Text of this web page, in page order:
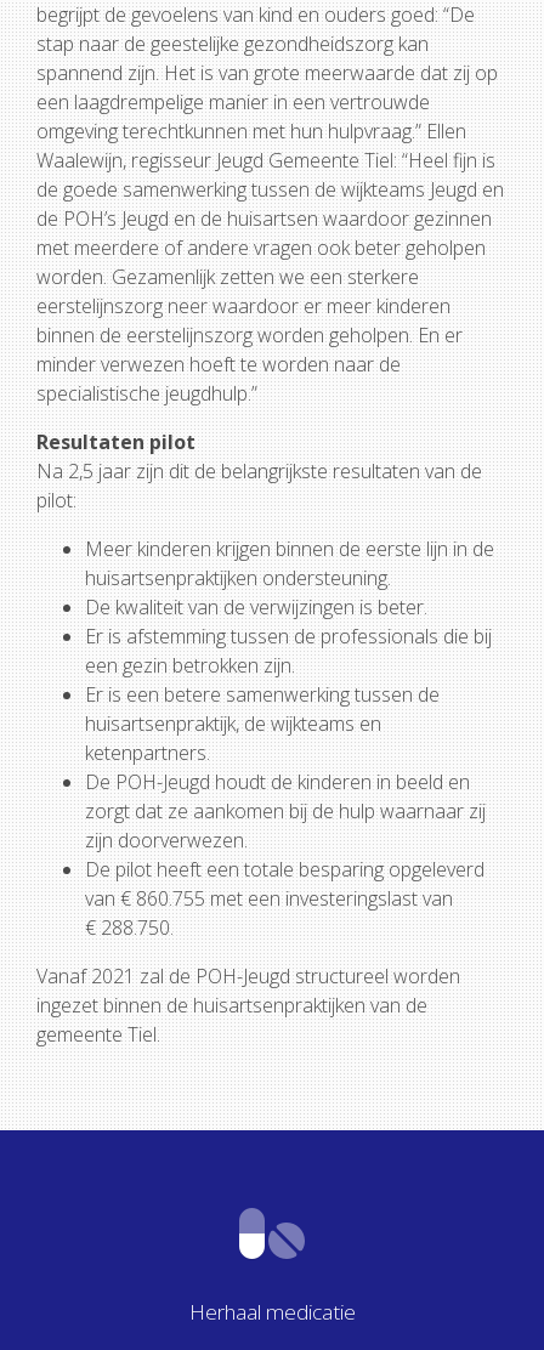
begrijpt de gevoelens van kind en ouders goed: “De
stap naar de geestelijke gezondheidszorg kan
spannend zijn. Het is van grote meerwaarde dat zij op
een laagdrempelige manier in een vertrouwde
omgeving terechtkunnen met hun hulpvraag.” Ellen
Waalewijn, regisseur Jeugd Gemeente Tiel: “Heel fijn is
de goede samenwerking tussen de wijkteams Jeugd en
de POH’s Jeugd en de huisartsen waardoor gezinnen
met meerdere of andere vragen ook beter geholpen
worden. Gezamenlijk zetten we een sterkere
eerstelijnszorg neer waardoor er meer kinderen
binnen de eerstelijnszorg worden geholpen. En er
minder verwezen hoeft te worden naar de
specialistische jeugdhulp.”
Resultaten pilot
Na 2,5 jaar zijn dit de belangrijkste resultaten van de
pilot:
Meer kinderen krijgen binnen de eerste lijn in de
huisartsenpraktijken ondersteuning.
De kwaliteit van de verwijzingen is beter.
Er is afstemming tussen de professionals die bij
een gezin betrokken zijn.
Er is een betere samenwerking tussen de
huisartsenpraktijk, de wijkteams en
ketenpartners.
De POH-Jeugd houdt de kinderen in beeld en
zorgt dat ze aankomen bij de hulp waarnaar zij
zijn doorverwezen.
De pilot heeft een totale besparing opgeleverd
van € 860.755 met een investeringslast van
€ 288.750.
Vanaf 2021 zal de POH-Jeugd structureel worden
ingezet binnen de huisartsenpraktijken van de
gemeente Tiel.
Herhaal medicatie